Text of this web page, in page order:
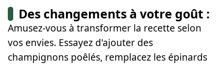
Des changements à votre goût :
Amusez-vous à transformer la recette selon
vos envies. Essayez d'ajouter des
champignons poêlés, remplacez les épinards